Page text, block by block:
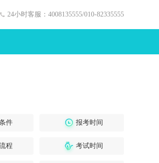
24小时客服：4008135555/010-82335555
件 报考时间
程 考试时间